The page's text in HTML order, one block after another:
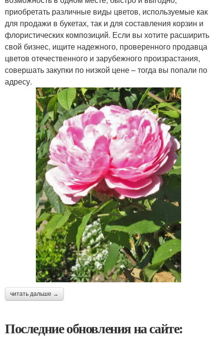
приобретать различные виды цветов, используемые как
для продажи в букетах, так и для составления корзин и
флористических композиций. Если вы хотите расширить
свой бизнес, ищите надежного, проверенного продавца
цветов отечественного и зарубежного произрастания,
совершать закупки по низкой цене – тогда вы попали по
адресу.
читать дальше →
Последние обновления на сайте: